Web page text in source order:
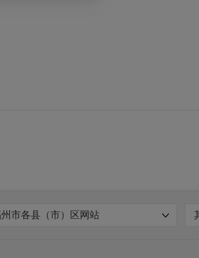
市各县（市）区网站